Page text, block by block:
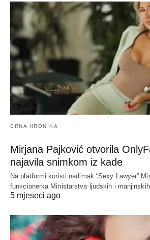
CRNA HRONIKA
Mirjana Pajković otvorila
najavila snimkom iz kade
Na platformi koristi nadimak “Sexy Lawyer”
funkcionerka Ministarstva ljudskih i
5 mjeseci ago